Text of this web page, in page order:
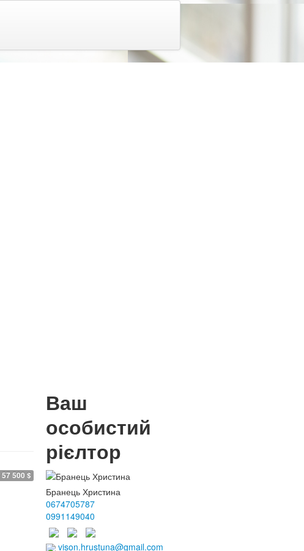
57 500 $
Ваш
особистий
рієлтор
Бранець Христина
0674705787
0991149040
vison.hrustuna@gmail.com